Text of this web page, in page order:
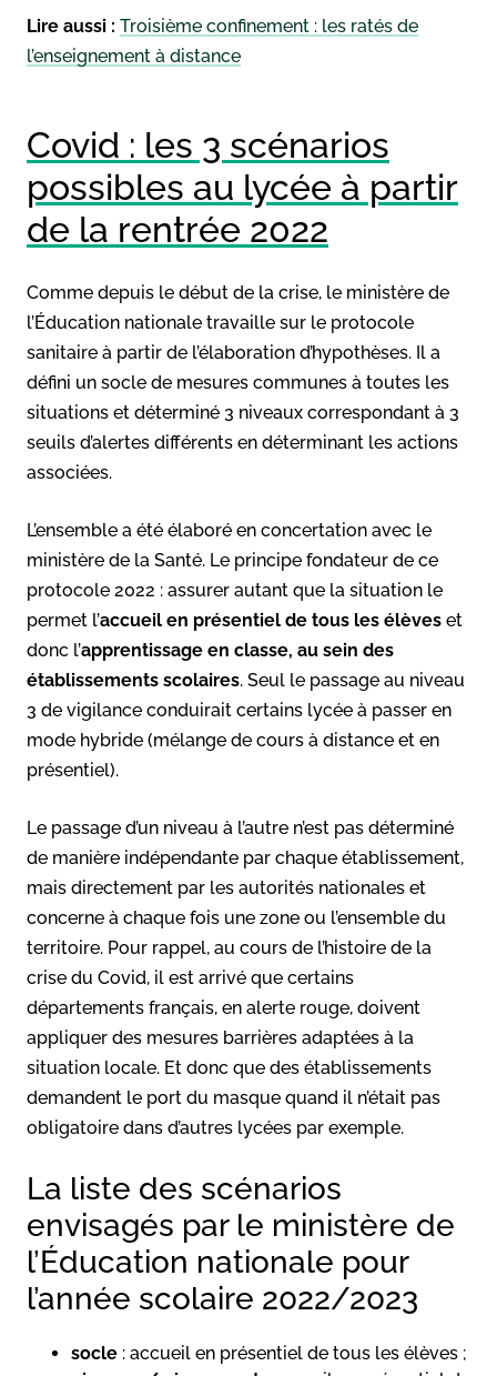
Lire aussi : Troisième confinement : les ratés de
l’enseignement à distance
Covid : les 3 scénarios
possibles au lycée à partir
de la rentrée 2022
Comme depuis le début de la crise, le ministère de
l’Éducation nationale travaille sur le protocole
sanitaire à partir de l’élaboration d’hypothèses. Il a
défini un socle de mesures communes à toutes les
situations et déterminé 3 niveaux correspondant à 3
seuils d’alertes différents en déterminant les actions
associées.
L’ensemble a été élaboré en concertation avec le
ministère de la Santé. Le principe fondateur de ce
protocole 2022 : assurer autant que la situation le
permet l’accueil en présentiel de tous les élèves et
donc l’apprentissage en classe, au sein des
établissements scolaires. Seul le passage au niveau
3 de vigilance conduirait certains lycée à passer en
mode hybride (mélange de cours à distance et en
présentiel).
Le passage d’un niveau à l’autre n’est pas déterminé
de manière indépendante par chaque établissement,
mais directement par les autorités nationales et
concerne à chaque fois une zone ou l’ensemble du
territoire. Pour rappel, au cours de l’histoire de la
crise du Covid, il est arrivé que certains
départements français, en alerte rouge, doivent
appliquer des mesures barrières adaptées à la
situation locale. Et donc que des établissements
demandent le port du masque quand il n’était pas
obligatoire dans d’autres lycées par exemple.
La liste des scénarios
envisagés par le ministère de
l’Éducation nationale pour
l’année scolaire 2022/2023
socle : accueil en présentiel de tous les élèves ;